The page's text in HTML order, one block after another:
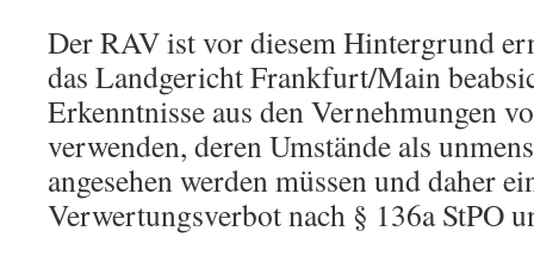
Der RAV ist vor diesem Hintergrund
das Landgericht Frankfurt/Main
Erkenntnisse aus den Vernehmungen
verwenden, deren Umstände als
angesehen werden müssen und daher
Verwertungsverbot nach § 136a StPO